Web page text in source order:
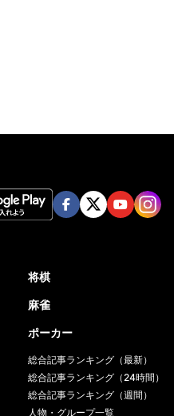
将棋
麻雀
ポーカー
総合記事ランキング（最新）
総合記事ランキング（24時間）
総合記事ランキング（週間）
人物・グループ一覧